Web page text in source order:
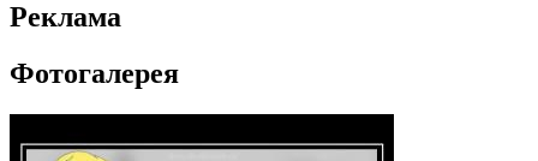
Реклама
Фотогалерея